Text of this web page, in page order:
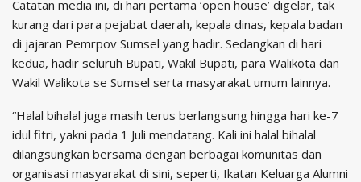
Catatan media ini, di hari pertama ‘open house’ digelar, tak
kurang dari para pejabat daerah, kepala dinas, kepala badan
di jajaran Pemrpov Sumsel yang hadir. Sedangkan di hari
kedua, hadir seluruh Bupati, Wakil Bupati, para Walikota dan
Wakil Walikota se Sumsel serta masyarakat umum lainnya.
“Halal bihalal juga masih terus berlangsung hingga hari ke-7
idul fitri, yakni pada 1 Juli mendatang. Kali ini halal bihalal
dilangsungkan bersama dengan berbagai komunitas dan
organisasi masyarakat di sini, seperti, Ikatan Keluarga Alumni